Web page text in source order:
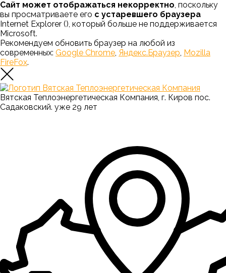
Сайт может отображаться некорректно, поскольку
вы просматриваете его с устаревшего браузера
Internet Explorer (), который больше не поддерживается
Microsoft.
Рекомендуем обновить браузер на любой из
современных: Google Chrome, Яндекс.Браузер, Mozilla
FireFox.
Вятская Теплоэнергетическая Компания, г. Киров пос.
Садаковский. уже 29 лет